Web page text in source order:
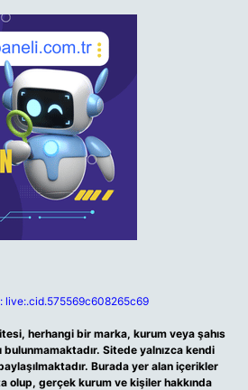
live:.cid.575569c608265c69
herhangi bir marka, kurum veya şahıs
Sitede yalnızca kendi
Burada yer alan içerikler
olup, gerçek kurum ve kişiler hakkında